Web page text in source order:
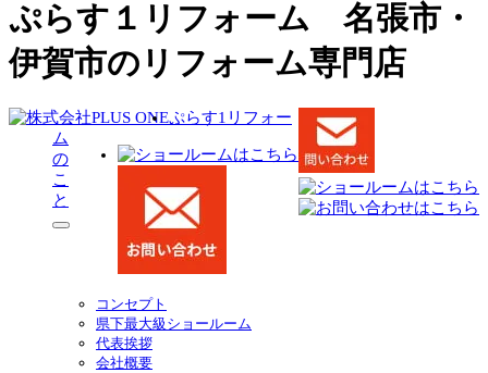
ぷらす１リフォーム 名張市・
伊賀市のリフォーム専門店
ぷらす1リフォー
ム
の
こ
と
サ
コンセプト
県下最大級ショールーム
代表挨拶
会社概要